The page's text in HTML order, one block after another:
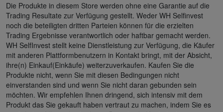
Die Produkte in diesem Store werden ohne eine Garantie auf die
Trading Resultate zur Verfügung gestellt. Weder WH Selfinvest
noch die beteiligten dritten Parteien können für die erzielten
Trading Ergebnisse verantwortlich oder haftbar gemacht werden.
WH SelfInvest stellt keine Dienstleistung zur Verfügung, die Käufer
mit anderen Plattformbenutzern in Kontakt bringt, mit der Absicht,
ihre(n) Einkauf(Einkäufe) weiterzuverkaufen. Kaufen Sie die
Produkte nicht, wenn Sie mit diesen Bedingungen nicht
einverstanden sind und wenn Sie nicht daran gebunden sein
möchten. Wir empfehlen Ihnen dringend, sich intensiv mit dem
Produkt das Sie gekauft haben vertraut zu machen, indem Sie es